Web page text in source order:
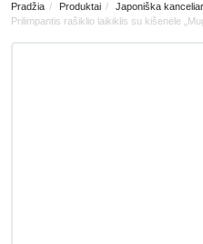
Pradžia Produktai
Japoniška
Prilimpantis rašiklio laikiklis su kišenėle